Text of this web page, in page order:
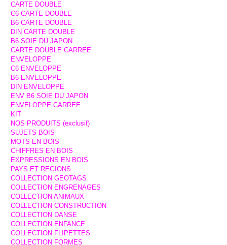
CARTE DOUBLE
C6 CARTE DOUBLE
B6 CARTE DOUBLE
DIN CARTE DOUBLE
B6 SOIE DU JAPON
CARTE DOUBLE CARREE
ENVELOPPE
C6 ENVELOPPE
B6 ENVELOPPE
DIN ENVELOPPE
ENV B6 SOIE DU JAPON
ENVELOPPE CARREE
KIT
NOS PRODUITS (exclusif)
SUJETS BOIS
MOTS EN BOIS
CHIFFRES EN BOIS
EXPRESSIONS EN BOIS
PAYS ET REGIONS
COLLECTION GEOTAGS
COLLECTION ENGRENAGES
COLLECTION ANIMAUX
COLLECTION CONSTRUCTION
COLLECTION DANSE
COLLECTION ENFANCE
COLLECTION FLIPETTES
COLLECTION FORMES